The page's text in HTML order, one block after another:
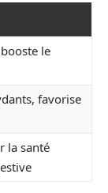
le
favorise
la santé